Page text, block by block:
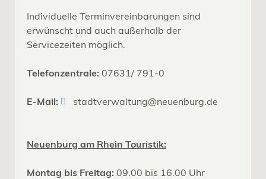
Individuelle Terminvereinbarungen sind
erwünscht und auch außerhalb der
Servicezeiten möglich.
Telefonzentrale: 07631/ 791-0
E-Mail: stadtverwaltung@neuenburg.de
Neuenburg am Rhein Touristik:
Montag bis Freitag: 09.00 bis 16.00 Uhr